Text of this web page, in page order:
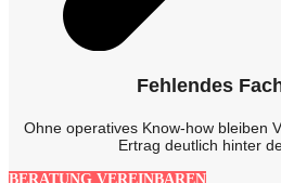
Fehlendes
Ohne operatives Know-how bleiben
Ertrag deutlich hinter
BERATUNG VEREINBAREN